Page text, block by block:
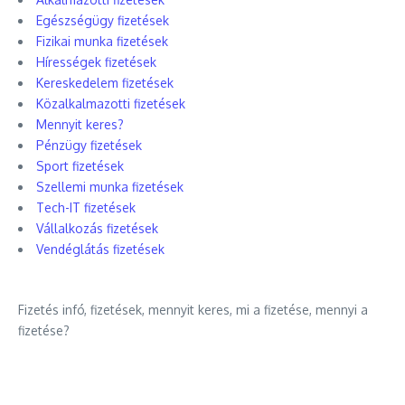
Egészségügy fizetések
Fizikai munka fizetések
Hírességek fizetések
Kereskedelem fizetések
Közalkalmazotti fizetések
Mennyit keres?
Pénzügy fizetések
Sport fizetések
Szellemi munka fizetések
Tech-IT fizetések
Vállalkozás fizetések
Vendéglátás fizetések
Fizetés infó, fizetések, mennyit keres, mi a fizetése, mennyi a
fizetése?